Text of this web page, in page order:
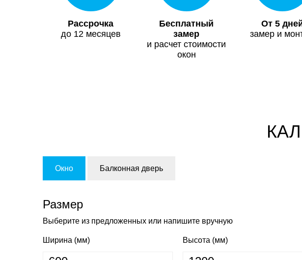
Рассрочка
до 12 месяцев
Бесплатный
замер
и расчет стоимости
окон
От 5
замер и
Окно Балконная дверь
Размер
Выберите из предложенных или напишите вручную
Ширина (мм) Высота (мм)